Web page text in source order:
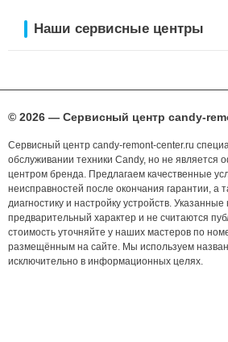
Наши сервисные центры
© 2026 — Сервисный центр candy-
Сервисный центр candy-remont-center.ru
обслуживании техники Candy, но не
центром бренда. Предлагаем качественные
неисправностей после окончания гарантии, а
диагностику и настройку устройств.
предварительный характер и не считаются
стоимость уточняйте у наших мастеров по
размещённым на сайте. Мы используем
исключительно в информационных целях.